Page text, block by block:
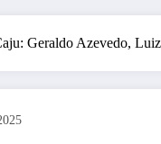
Geraldo Azevedo,